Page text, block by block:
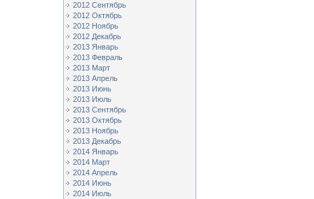
2012 Сентябрь
2012 Октябрь
2012 Ноябрь
2012 Декабрь
2013 Январь
2013 Февраль
2013 Март
2013 Апрель
2013 Июнь
2013 Июль
2013 Сентябрь
2013 Октябрь
2013 Ноябрь
2013 Декабрь
2014 Январь
2014 Март
2014 Апрель
2014 Июнь
2014 Июль